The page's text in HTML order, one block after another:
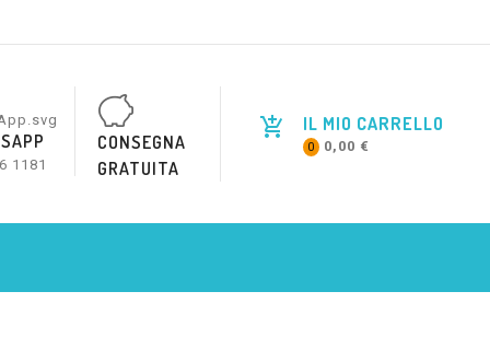
IL MIO CARRELLO
0 0,00 €
1181
CONSEGNA
GRATUITA